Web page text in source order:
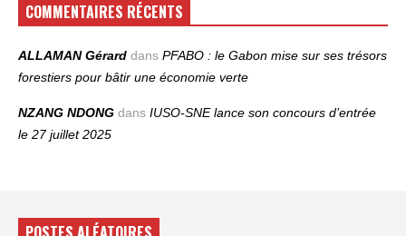
COMMENTAIRES RÉCENTS
ALLAMAN Gérard dans PFABO : le Gabon mise sur ses trésors
forestiers pour bâtir une économie verte
NZANG NDONG dans IUSO‑SNE lance son concours d’entrée
le 27 juillet 2025